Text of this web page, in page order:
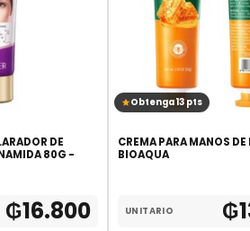
DE
80G -
₲16.800
Obtenga 13 pts
CREMA PARA MANOS
BIOAQUA
UNITARIO ₲